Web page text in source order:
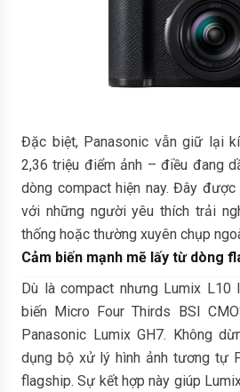
Đặc biệt, Panasonic vẫn giữ lại
2,36 triệu điểm ảnh – điều đang
dòng compact hiện nay. Đây
với những người yêu thích trải
thống hoặc thường xuyên chụp
Cảm biến mạnh mẽ lấy từ dòng
Dù là compact nhưng Lumix
biến Micro Four Thirds BSI
Panasonic Lumix GH7. Không
dụng bộ xử lý hình ảnh tương tự
flagship. Sự kết hợp này giúp